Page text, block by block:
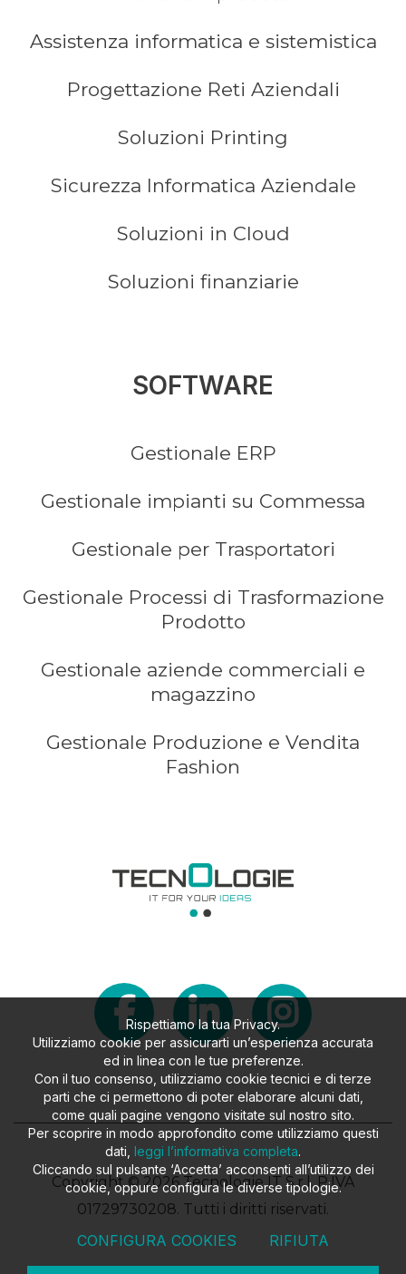
Assistenza informatica e sistemistica
Progettazione Reti Aziendali
Soluzioni Printing
Sicurezza Informatica Aziendale
Soluzioni in Cloud
Soluzioni finanziarie
SOFTWARE
Gestionale ERP
Gestionale impianti su Commessa
Gestionale per Trasportatori
Gestionale Processi di Trasformazione
Prodotto
Gestionale aziende commerciali e
magazzino
Gestionale Produzione e Vendita
Fashion
Copyright © 2026 Tecnologie IT S.r.l. P.IVA
01729730208. Tutti i diritti riservati.
Rispettiamo la tua Privacy.
Utilizziamo cookie per assicurarti un’esperienza accurata
ed in linea con le tue preferenze.
Con il tuo consenso, utilizziamo cookie tecnici e di terze
parti che ci permettono di poter elaborare alcuni dati,
come quali pagine vengono visitate sul nostro sito.
Per scoprire in modo approfondito come utilizziamo questi
dati, leggi l’informativa completa.
Cliccando sul pulsante ‘Accetta’ acconsenti all’utilizzo dei
cookie, oppure configura le diverse tipologie.
CONFIGURA COOKIES RIFIUTA